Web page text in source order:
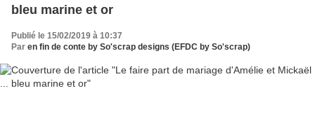
bleu marine et or
Publié le 15/02/2019 à 10:37
Par en fin de conte by So'scrap designs (EFDC by So'scrap)